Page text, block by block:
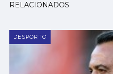
RELACIONADOS
DESPORTO